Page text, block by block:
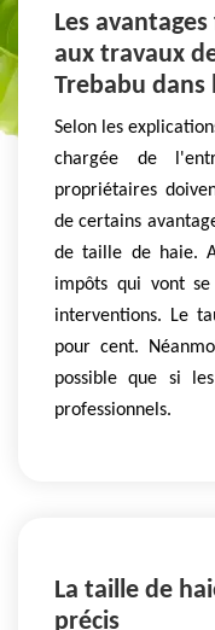
Les
aux travaux
Trebabu dans
Selon les
chargée de
propriétaires
de certains
de taille de haie.
impôts qui vont
interventions. Le
pour cent.
possible que si
professionnels.
La taille de
précis